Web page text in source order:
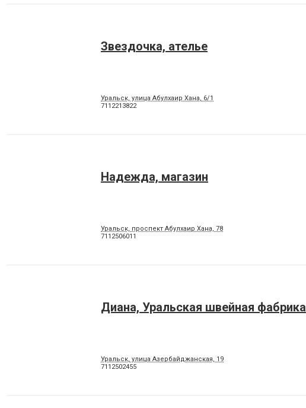
Звездочка, ателье
Уральск, улица Абулхаир Хана, 6/1
7112213822
Надежда, магазин
Уральск, проспект Абулхаир Хана, 78
7112506011
Диана, Уральская швейная фабрика
Уральск, улица Азербайджанская, 19
7112502455